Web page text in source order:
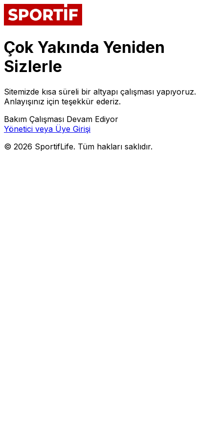
Çok Yakında Yeniden
Sizlerle
Sitemizde kısa süreli bir altyapı çalışması yapıyoruz.
Anlayışınız için teşekkür ederiz.
Bakım Çalışması Devam Ediyor
Yönetici veya Üye Girişi
© 2026 SportifLife. Tüm hakları saklıdır.